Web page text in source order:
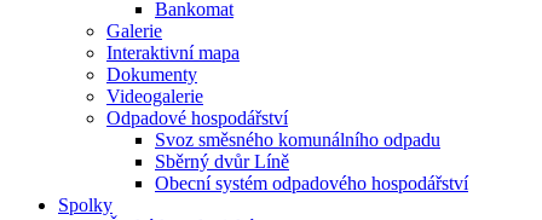
Bankomat
Galerie
Interaktivní mapa
Dokumenty
Videogalerie
Odpadové hospodářství
Svoz směsného komunálního odpadu
Sběrný dvůr Líně
Obecní systém odpadového hospodářství
Spolky